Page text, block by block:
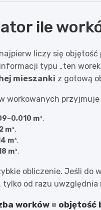
ile
liczy się
typu „ten
mieszanki z gotową
workowanych przyjmuje
m³,
m³,
m³,
m³.
obliczenie. Jeśli do
tylko od razu
worków = objętość